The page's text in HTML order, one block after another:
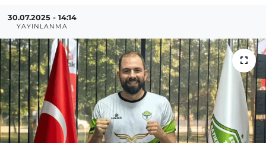
30.07.2025 - 14:14
YAYINLANMA
BÖLGE
YAŞAM
DÜNYA
GENEL
GÜNCEL